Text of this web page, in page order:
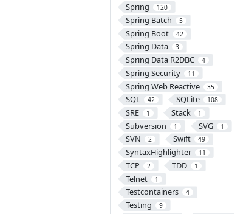
Spring 120
Spring Batch 5
Spring Boot 42
Spring Data 3
Spring Data R2DBC 4
Spring Security 11
Spring Web Reactive 35
SQL 42 SQLite 108
SRE 1 Stack 1
Subversion 1 SVG 1
SVN 2 Swift 49
SyntaxHighlighter 11
TCP 2 TDD 1
Telnet 1
Testcontainers 4
Testing 9